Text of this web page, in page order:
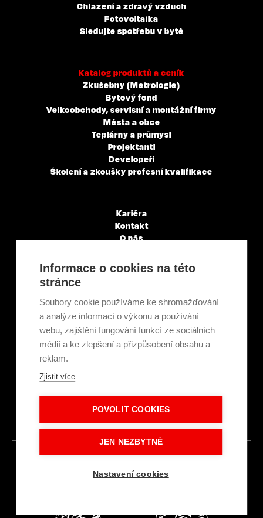
Chlazení a zdravý vzduch
Fotovoltaika
Sledujte spotřebu v bytě
Katalog produktů a ceník
Zkušebny (Metrologie)
Bytový fond
Velkoobchody, servisní a montážní firmy
Města a obce
Teplárny a průmysl
Projektanti
Developeři
Školení a zkoušky profesní kvalifikace
Kariéra
Kontakt
O nás
Články a novinky
GDPR & Cookies
Ekologická recyklace
Projekty EU
Intranet - Přihlášení
Přihlášení
© 2026
Informace o cookies na této
stránce
Soubory cookie používáme ke shromažďování
a analýze informací o výkonu a používání
webu, zajištění fungování funkcí ze sociálních
médií a ke zlepšení a přizpůsobení obsahu a
reklam.
Zjistit více
POVOLIT COOKIES
JEN NEZBYTNÉ
Nastavení cookies